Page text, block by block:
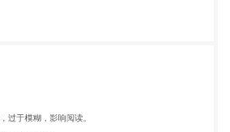
进行反馈）  2、下载文档 1）
想要保存到自己电脑上的文档，